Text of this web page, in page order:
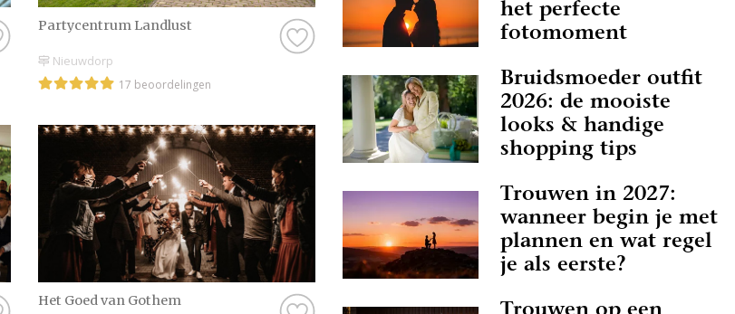
Partycentrum Landlust
Nieuwdorp
17 beoordelingen
Het Goed van Gothem
het perfecte
fotomoment
Bruidsmoeder outfit
2026: de mooiste
looks & handige
shopping tips
Trouwen in 2027:
wanneer begin je met
plannen en wat regel
je als eerste?